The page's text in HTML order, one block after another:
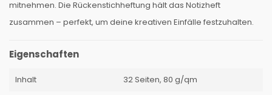
mitnehmen. Die Rückenstichheftung hält das Notizheft
zusammen – perfekt, um deine kreativen Einfälle festzuhalten.
Eigenschaften
Inhalt
32 Seiten, 80 g/qm